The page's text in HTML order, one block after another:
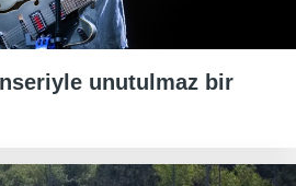
unutulmaz bir